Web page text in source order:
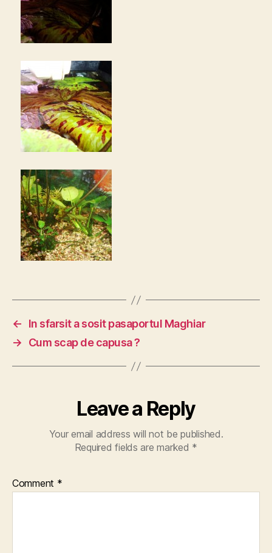
←
In sfarsit a sosit pasaportul Maghiar
→
Cum scap de capusa ?
Leave a Reply
Your email address will not be published.
Required fields are marked *
Comment *